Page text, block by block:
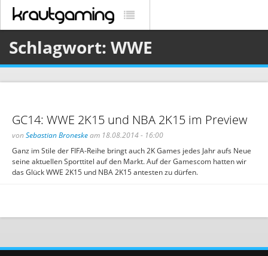
Schlagwort: WWE
GC14: WWE 2K15 und NBA 2K15 im Preview
von Sebastian Broneskeam 18.08.2014 - 16:00
Ganz im Stile der FIFA-Reihe bringt auch 2K Games jedes Jahr aufs Neue
seine aktuellen Sporttitel auf den Markt. Auf der Gamescom hatten wir
das Glück WWE 2K15 und NBA 2K15 antesten zu dürfen.